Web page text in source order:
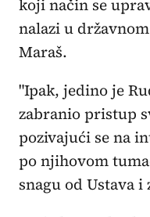
koji način se
nalazi u
Maraš.
"Ipak, jedino je
zabranio pristup
pozivajući se na
po njihovom
snagu od Ustava i